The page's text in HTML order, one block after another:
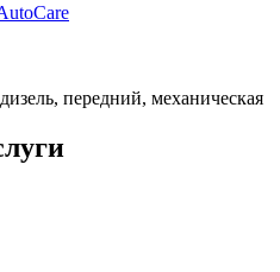
дизель, передний, механическая